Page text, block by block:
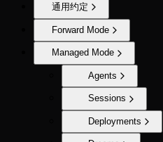
通用约定
Forward Mode
Managed Mode
Agents
Sessions
Deployments